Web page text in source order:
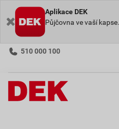
Aplikace DEK
Půjčovna ve vaší kapse.
510 000 100